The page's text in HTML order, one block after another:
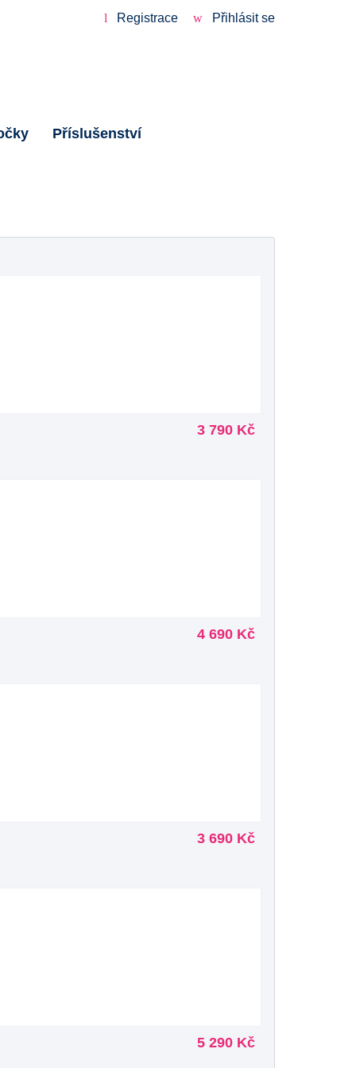
Registrace Přihlásit se
Příslušenství
3 790 Kč
4 690 Kč
3 690 Kč
5 290 Kč